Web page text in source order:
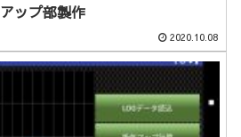
ップ部製作
2020.10.08